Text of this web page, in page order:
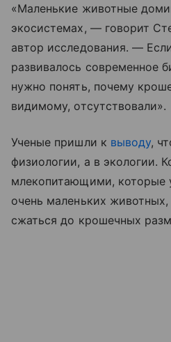
«Маленькие животные
экосистемах, — говорит
автор исследования. —
развивалось современное
нужно понять, почему
видимому, отсутствовали».
Ученые пришли к выводу,
физиологии, а в экологии.
млекопитающими, которые
очень маленьких
сжаться до крошечных